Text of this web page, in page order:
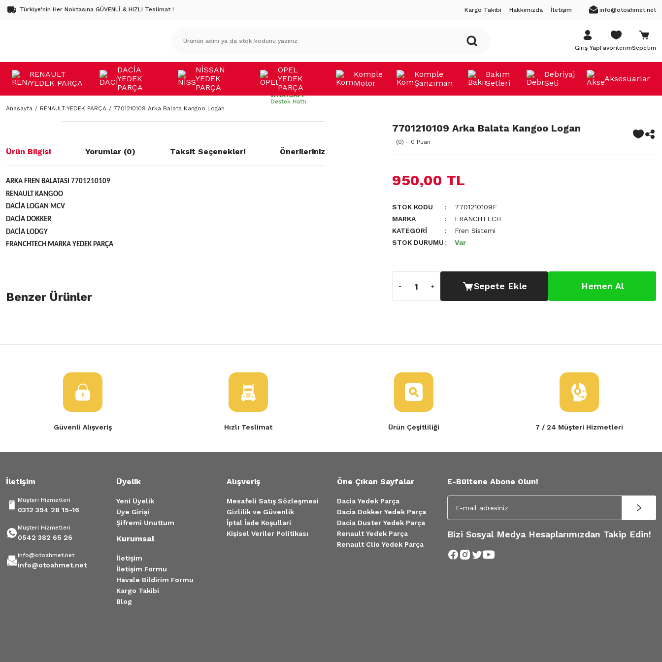
Türkiye'nin Her Noktasına GÜVENLİ & HIZLI Teslimat ! Kargo Takibi Hakkımızda İletişim info@otoahmet.net
Giriş YapFavorilerimSepetim
RENAULT
YEDEK PARÇA
DACİA
YEDEK
PARÇA
NİSSAN
YEDEK
PARÇA
OPEL
YEDEK
PARÇA
Komple
Motor
Komple
Şanzıman
Bakım
Setleri
Debriyaj
Seti
Aksesuarlar
Anasayfa RENAULT YEDEK PARÇA 7701210109 Arka Balata Kangoo Logan
Ürün Bilgisi Yorumlar (0) Taksit Seçenekleri Önerileriniz
ARKA FREN BALATASI 7701210109
RENAULT KANGOO
DACİA LOGAN MCV
DACİA DOKKER
DACİA LODGY
FRANCHTECH MARKA YEDEK PARÇA
öneri formunu kullanarak tarafımıza iletebilirsiniz.
Ürün açıklamasında eksik bilgiler bulunuyor.
Ürün fiyatı diğer sitelerden daha pahalı.
Bu ürüne benzer farklı alternatifler olmalı.
Benzer Ürünler
Logan Mcv Dokker Lodgy Arka Fren Balatası Takım
Arka Fren Balatası Dacia Dokker Lodgy Duster
1.350,00 TL
Arka Fren Balatası Dacia Dokker Lodgy Mcv Büyük Tip
7701210109 Arka Balata Kangoo Logan
(0) - 0 Puan
950,00 TL
STOK KODU
7701210109F
MARKA
FRANCHTECH
KATEGORI
Fren Sistemi
STOK DURUMU
Var
Sepete Ekle Hemen Al
Güvenli Alışveriş Hızlı Teslimat Ürün Çeşitliliği 7 / 24 Müşteri Hizmetleri
İletişim
Müşteri Hizmetleri
0312 394 28 15-16
Müşteri Hizmetleri
0542 382 65 26
info@otoahmet.net
info@otoahmet.net
Üyelik
Yeni Üyelik
Üye Girişi
Şifremi Unuttum
Kurumsal
İletişim
İletişim Formu
Havale Bildirim Formu
Kargo Takibi
Blog
Alışveriş
Mesafeli Satış Sözleşmesi
Gizlilik ve Güvenlik
İptal İade Koşullari
Kişisel Veriler Politikası
Öne Çıkan Sayfalar
Dacia Yedek Parça
Dacia Dokker Yedek Parça
Dacia Duster Yedek Parça
Renault Yedek Parça
Renault Clio Yedek Parça
E-Bültene Abone Olun!
Bizi Sosyal Medya Hesaplarımızdan Takip Edin!